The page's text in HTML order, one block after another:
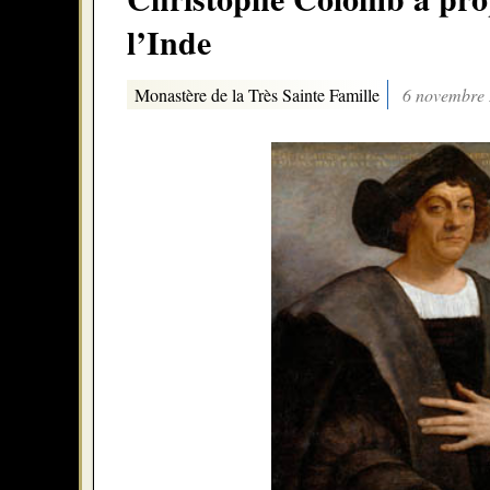
l’Inde
Monastère de la Très Sainte Famille 6 novembre